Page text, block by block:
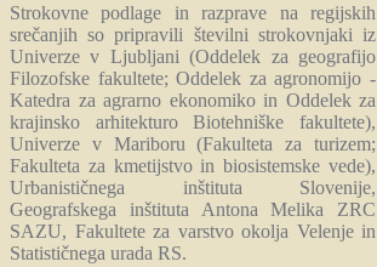
Strokovne podlage in razprave na regijskih
srečanjih so pripravili številni strokovnjaki iz
Univerze v Ljubljani (Oddelek za geografijo
Filozofske fakultete; Oddelek za agronomijo -
Katedra za agrarno ekonomiko in Oddelek za
krajinsko arhitekturo Biotehniške fakultete),
Univerze v Mariboru (Fakulteta za turizem;
Fakulteta za kmetijstvo in biosistemske vede),
Urbanističnega inštituta Slovenije,
Geografskega inštituta Antona Melika ZRC
SAZU, Fakultete za varstvo okolja Velenje in
Statističnega urada RS.